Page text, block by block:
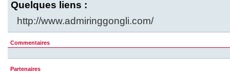
Quelques liens :
http://www.admiringgongli.com/
Commentaires
Partenaires